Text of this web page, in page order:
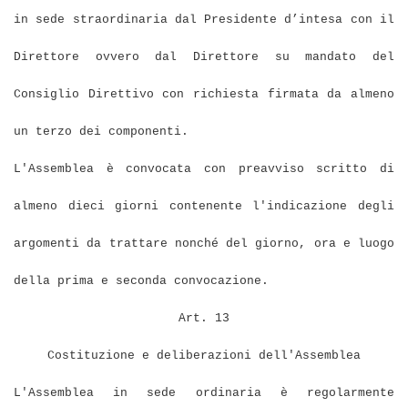
in sede straordinaria dal Presidente d’intesa con il
Direttore ovvero dal Direttore su mandato del
Consiglio Direttivo con richiesta firmata da almeno
un terzo dei componenti.
L'Assemblea è convocata con preavviso scritto di
almeno dieci giorni contenente l'indicazione degli
argomenti da trattare nonché del giorno, ora e luogo
della prima e seconda convocazione.
Art. 13
Costituzione e deliberazioni dell'Assemblea
L'Assemblea in sede ordinaria è regolarmente